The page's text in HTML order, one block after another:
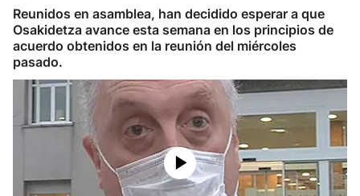
Reunidos en asamblea, han decidido esperar a que
Osakidetza avance esta semana en los principios de
acuerdo obtenidos en la reunión del miércoles
pasado.